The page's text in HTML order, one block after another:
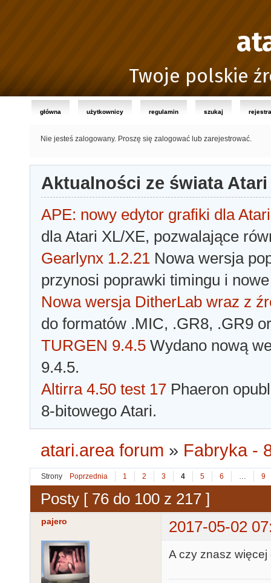
Twoje polskie
główna użytkownicy regulamin szukaj
Nie jesteś zalogowany. Proszę się zalogować lub zarejestrować.
Aktualności ze świata Atari
APE: nowy edytor grafiki dla Atari
dla Atari XL/XE, pozwalające
Gearlynx 1.2.21 Nowa wersja
przynosi poprawki timingu i
Nowa wersja DitherLab wraz z
do formatów .MIC, .GR8, .GR9
TURGEN 9.4.5 Wydano nową
9.4.5.
Altirra 4.50 test 17 Phaeron
8-bitowego Atari.
atari.area forum » Fabryka -
Strony Poprzednia 1 2 3 4 5 6 … 9
Posty [ 76 do 100 z 217 ]
pajero 2017-05-02
A czy znasz